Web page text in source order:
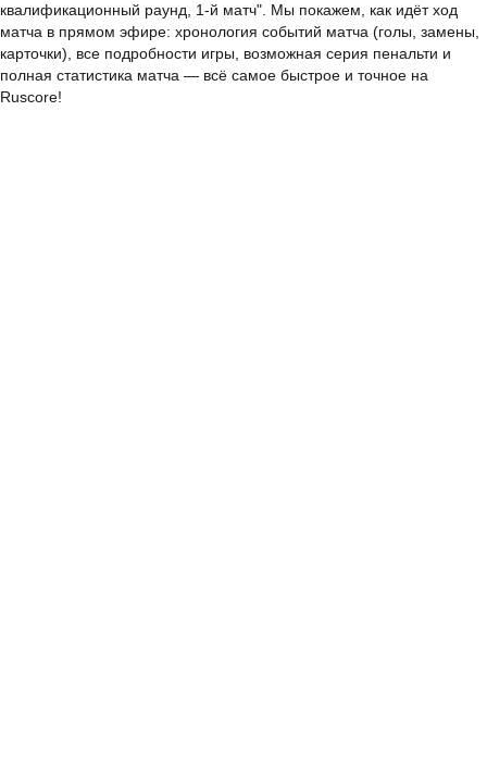
квалификационный раунд, 1-й матч". Мы покажем, как идёт ход
матча в прямом эфире: хронология событий матча (голы, замены,
карточки), все подробности игры, возможная серия пенальти и
полная статистика матча — всё самое быстрое и точное на
Ruscore!